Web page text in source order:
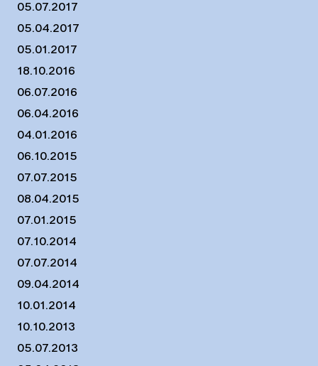
05.07.2017
05.04.2017
05.01.2017
18.10.2016
06.07.2016
06.04.2016
04.01.2016
06.10.2015
07.07.2015
08.04.2015
07.01.2015
07.10.2014
07.07.2014
09.04.2014
10.01.2014
10.10.2013
05.07.2013